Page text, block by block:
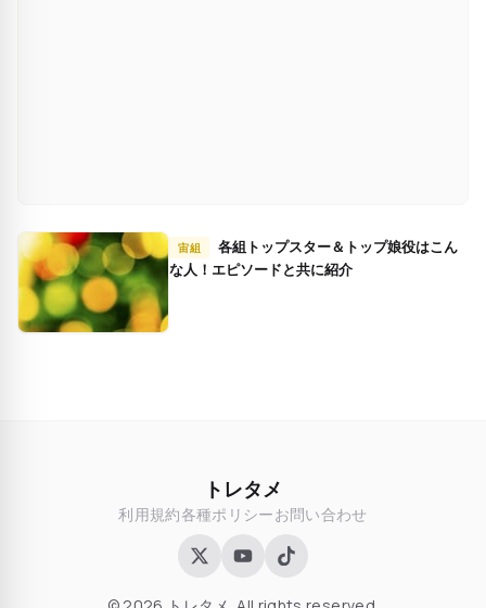
宙組
な人！エピソードと共に紹介
トレタメ
利用規約各種ポリシーお問い合わせ